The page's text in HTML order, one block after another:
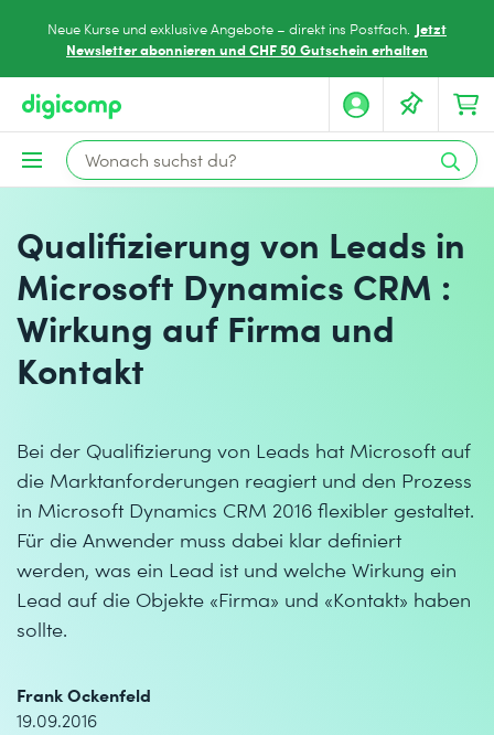
Neue Kurse und exklusive Angebote – direkt ins Postfach. Jetzt
Newsletter abonnieren und CHF 50 Gutschein erhalten
Qualifizierung von Leads in
Microsoft Dynamics CRM :
Wirkung auf Firma und
Kontakt
Bei der Qualifizierung von Leads hat Microsoft auf
die Marktanforderungen reagiert und den Prozess
in Microsoft Dynamics CRM 2016 flexibler gestaltet.
Für die Anwender muss dabei klar definiert
werden, was ein Lead ist und welche Wirkung ein
Lead auf die Objekte «Firma» und «Kontakt» haben
sollte.
Frank Ockenfeld
19.09.2016